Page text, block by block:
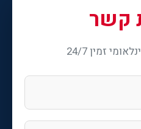
קשר
זמין 24/7